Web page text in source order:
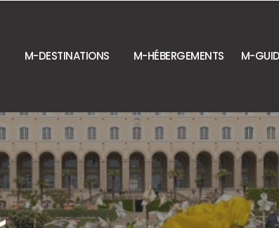
M-DESTINATIONS M-HÉBERGEMENTS M-